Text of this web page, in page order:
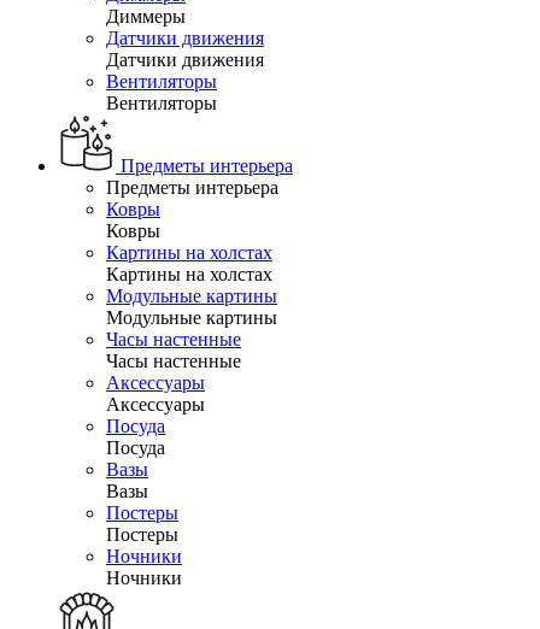
Диммеры
Датчики движения
Датчики движения
Вентиляторы
Вентиляторы
Предметы интерьера
Предметы интерьера
Ковры
Ковры
Картины на холстах
Картины на холстах
Модульные картины
Модульные картины
Часы настенные
Часы настенные
Аксессуары
Аксессуары
Посуда
Посуда
Вазы
Вазы
Постеры
Постеры
Ночники
Ночники